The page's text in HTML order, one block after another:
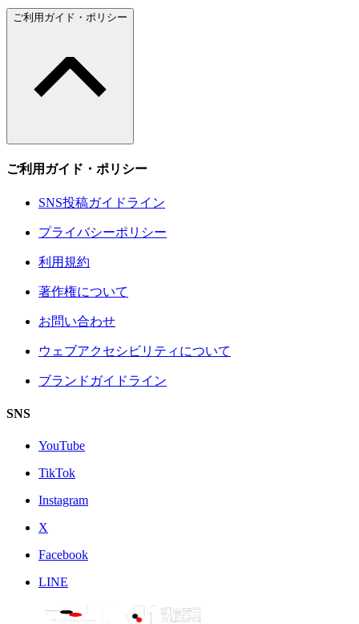
ご利用ガイド・ポリシー
ご利用ガイド・ポリシー
SNS投稿ガイドライン
プライバシーポリシー
利用規約
著作権について
お問い合わせ
ウェブアクセシビリティについて
ブランドガイドライン
SNS
YouTube
TikTok
Instagram
X
Facebook
LINE